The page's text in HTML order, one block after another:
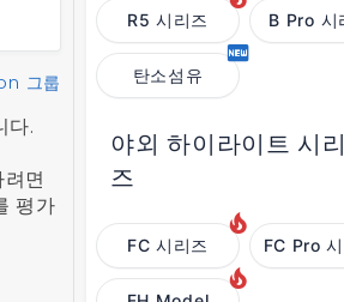
그룹
다.
면
평가
R5 시리즈 B Pro 시
탄소섬유
야외 하이라이트 시리
즈
FC 시리즈 FC Pro